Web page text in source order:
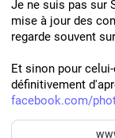
Je ne suis pas sur
mise à jour des
regarde souvent sur
Et sinon pour
définitivement
facebook.com/